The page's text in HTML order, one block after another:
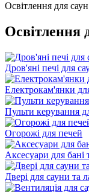
Освітлення для
Освітлення
Дров'яні печі для
Електрокам'янки
Пульти керування
Огорожі для печей
Аксесуари для бані
Двері для сауни та